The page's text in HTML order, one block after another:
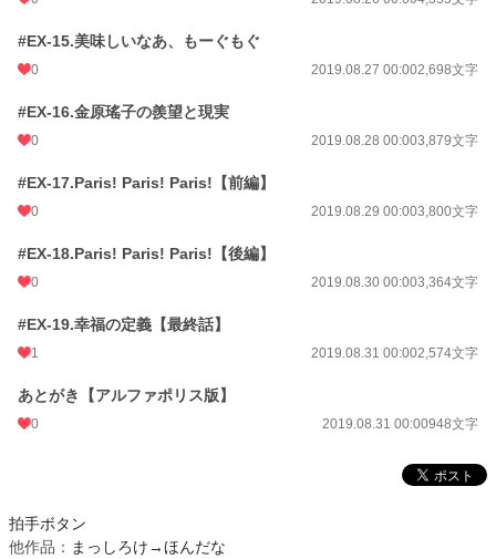
#EX-15.美味しいなあ、もーぐもぐ
0 2019.08.27 00:002,698文字
#EX-16.金原瑤子の羨望と現実
0 2019.08.28 00:003,879文字
#EX-17.Paris! Paris! Paris!【前編】
0 2019.08.29 00:003,800文字
#EX-18.Paris! Paris! Paris!【後編】
0 2019.08.30 00:003,364文字
#EX-19.幸福の定義【最終話】
1 2019.08.31 00:002,574文字
あとがき【アルファポリス版】
0 2019.08.31 00:00948文字
拍手ボタン
他作品： まっしろけ→ほんだな